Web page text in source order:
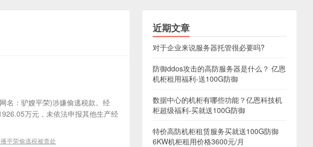
名：驴嫂平荣)涉嫌偷逃税款。经
万元，未依法申报其他生产经
平荣偷逃税被查处
近期文章
对于企业来说服务器托管很必要吗?
防御ddos攻击的高防服务器是什么？ 亿恩
机柜租用福利-送100G防御
数据中心的机柜有哪些功能？亿恩科技机
柜超级福利-买就送100G防御
特价高防机柜租赁服务买就送100G防御
6KW机柜租用价格3600元/月